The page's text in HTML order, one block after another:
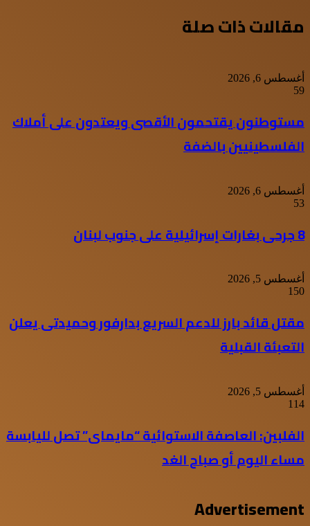
مقالات ذات صلة
أغسطس 6, 2026
59
مستوطنون يقتحمون الأقصى ويعتدون على أملاك
الفلسطينيين بالضفة
أغسطس 6, 2026
53
8 جرحى بغارات إسرائيلية على جنوب لبنان
أغسطس 5, 2026
150
مقتل قائد بارز للدعم السريع بدارفور وحميدتى يعلن
التعبئة القبلية
أغسطس 5, 2026
114
الفلبين: العاصفة الاستوائية “مايماى” تصل لليابسة
مساء اليوم أو صباح الغد
Advertisement